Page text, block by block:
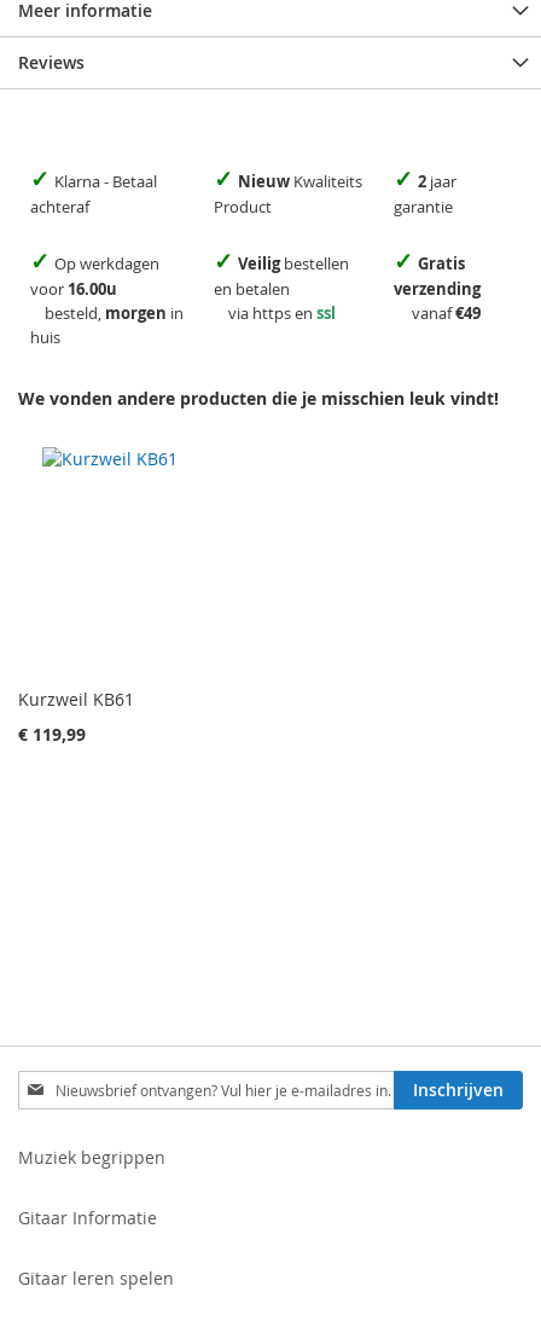
Meer informatie
Reviews
✓ Klarna - Betaal
achteraf
✓ Nieuw Kwaliteits
Product
✓ 2 jaar
garantie
✓ Op werkdagen
voor 16.00u
besteld, morgen in
huis
✓ Veiligbestellen
en betalen
via https en ssl
✓ Gratis
verzending
vanaf€49
We vonden andere producten die je misschien leuk vindt!
Kurzweil KB61
€ 119,99
Schrijf
je
voor
Inschrijven
Muziek begrippen
Gitaar Informatie
Gitaar leren spelen